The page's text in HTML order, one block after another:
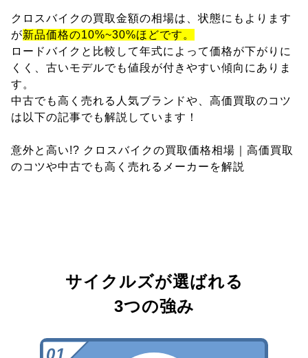
クロスバイクの買取金額の相場は、状態にもよります
が新品価格の10%~30%ほどです。
ロードバイクと比較して年式によって価格が下がりに
くく、古いモデルでも値段が付きやすい傾向にありま
す。
中古でも高く売れる人気ブランドや、高価買取のコツ
は以下の記事でも解説しています！
意外と高い!? クロスバイクの買取価格相場｜高価買取
のコツや中古でも高く売れるメーカーを解説
サイクルズが選ばれる
3つの強み